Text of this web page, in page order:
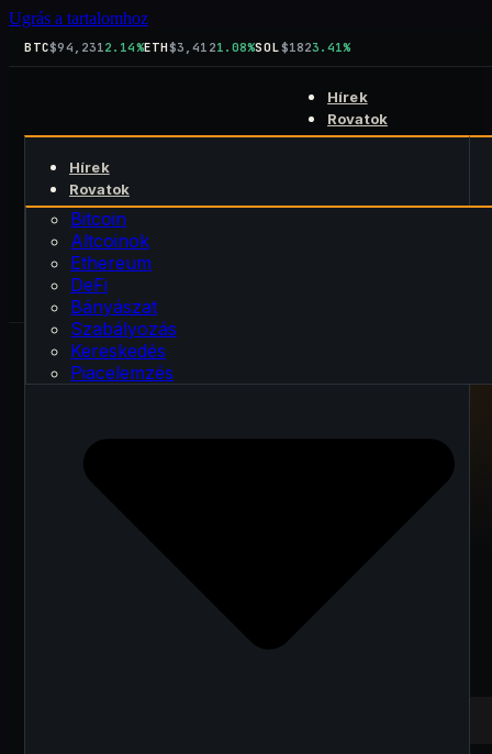
Ugrás a tartalomhoz
BTC$94,2312.14%ETH$3,4121.08%SOL$1823.41%
kript blog
Hírek
Rovatok
Altcoinok
Ethereum
DeFi
Bányászat
Szabályozás
Kereskedés
Piacelemzés
Hírek
Rovatok
Bitcoin
Altcoinok
Ethereum
DeFi
Bányászat
Szabályozás
Kereskedés
Piacelemzés
PUBLIKÁLVA · 2026. március 2.FRISSÍTVE · 2026. március 2.
Bányász Pool
Választás: FPPS,
PPS+, PPLNS —
Melyik Jutalmazási
Modell a Tiéd?